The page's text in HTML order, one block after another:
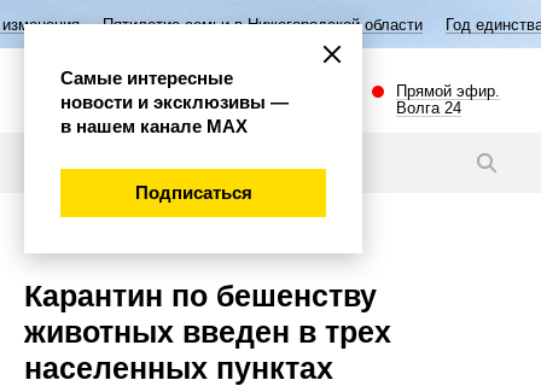
семьи в Нижегородской области Год единства народов России
Прямой эфир.
Волга 24
Карантин по бешенству
животных введен в трех
населенных пунктах
Самые интересные
новости и эксклюзивы —
в нашем канале МАХ
Подписаться